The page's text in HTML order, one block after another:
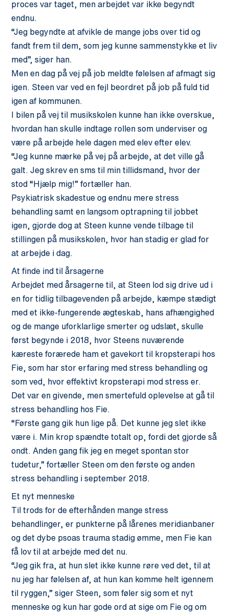
proces var taget, men arbejdet var ikke begyndt
endnu.
“Jeg begyndte at afvikle de mange jobs over tid og
fandt frem til dem, som jeg kunne sammenstykke et liv
med”, siger han.
Men en dag på vej på job meldte følelsen af afmagt sig
igen. Steen var ved en fejl beordret på job på fuld tid
igen af kommunen.
I bilen på vej til musikskolen kunne han ikke overskue,
hvordan han skulle indtage rollen som underviser og
være på arbejde hele dagen med elev efter elev.
“Jeg kunne mærke på vej på arbejde, at det ville gå
galt. Jeg skrev en sms til min tillidsmand, hvor der
stod “Hjælp mig!” fortæller han.
Psykiatrisk skadestue og endnu mere stress
behandling samt en langsom optrapning til jobbet
igen, gjorde dog at Steen kunne vende tilbage til
stillingen på musikskolen, hvor han stadig er glad for
at arbejde i dag.
At finde ind til årsagerne
Arbejdet med årsagerne til, at Steen lod sig drive ud i
en for tidlig tilbagevenden på arbejde, kæmpe stædigt
med et ikke-fungerende ægteskab, hans afhængighed
og de mange uforklarlige smerter og udslæt, skulle
først begynde i 2018, hvor Steens nuværende
kæreste forærede ham et gavekort til kropsterapi hos
Fie, som har stor erfaring med stress behandling og
som ved, hvor effektivt kropsterapi mod stress er.
Det var en givende, men smertefuld oplevelse at gå til
stress behandling hos Fie.
“Første gang gik hun lige på. Det kunne jeg slet ikke
være i. Min krop spændte totalt op, fordi det gjorde så
ondt. Anden gang fik jeg en meget spontan stor
tudetur,” fortæller Steen om den første og anden
stress behandling i september 2018.
Et nyt menneske
Til trods for de efterhånden mange stress
behandlinger, er punkterne på lårenes meridianbaner
og det dybe psoas trauma stadig ømme, men Fie kan
få lov til at arbejde med det nu.
“Jeg gik fra, at hun slet ikke kunne røre ved det, til at
nu jeg har følelsen af, at hun kan komme helt igennem
til ryggen,” siger Steen, som føler sig som et nyt
menneske og kun har gode ord at sige om Fie og om